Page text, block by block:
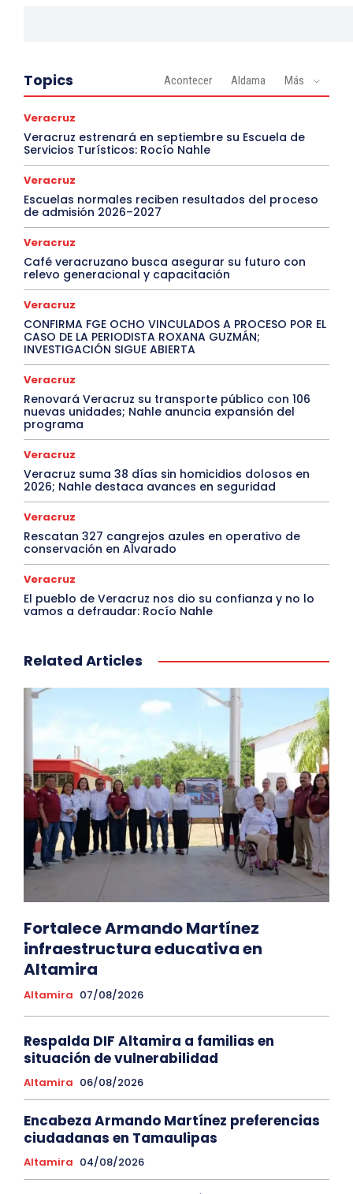
Topics Acontecer Aldama Más
Veracruz
Veracruz estrenará en septiembre su Escuela de
Servicios Turísticos: Rocío Nahle
Veracruz
Escuelas normales reciben resultados del proceso
de admisión 2026–2027
Veracruz
Café veracruzano busca asegurar su futuro con
relevo generacional y capacitación
Veracruz
CONFIRMA FGE OCHO VINCULADOS A PROCESO POR EL
CASO DE LA PERIODISTA ROXANA GUZMÁN;
INVESTIGACIÓN SIGUE ABIERTA
Veracruz
Renovará Veracruz su transporte público con 106
nuevas unidades; Nahle anuncia expansión del
programa
Veracruz
Veracruz suma 38 días sin homicidios dolosos en
2026; Nahle destaca avances en seguridad
Veracruz
Rescatan 327 cangrejos azules en operativo de
conservación en Alvarado
Veracruz
El pueblo de Veracruz nos dio su confianza y no lo
vamos a defraudar: Rocío Nahle
Related Articles
Fortalece Armando Martínez
infraestructura educativa en
Altamira
Altamira 07/08/2026
Respalda DIF Altamira a familias en
situación de vulnerabilidad
Altamira 06/08/2026
Encabeza Armando Martínez preferencias
ciudadanas en Tamaulipas
Altamira 04/08/2026